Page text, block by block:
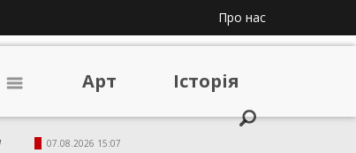
Про нас
Арт Iсторiя
07.08.2026 15:07